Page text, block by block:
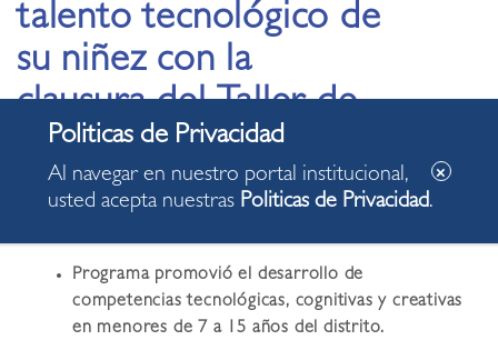
talento tecnológico de
su niñez con la
clausura del Taller de
Robótica Educativa
27.02.2026
Programa promovió el desarrollo de
competencias tecnológicas, cognitivas y creativas
en menores de 7 a 15 años del distrito.
Al navegar en nuestro portal institucional,
usted acepta nuestras Politicas de Privacidad.